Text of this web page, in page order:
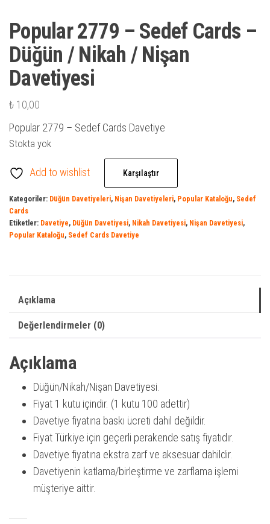
Popular 2779 – Sedef Cards –
Düğün / Nikah / Nişan
Davetiyesi
₺ 10,00
Popular 2779 – Sedef Cards Davetiye
Stokta yok
Add to wishlist Karşılaştır
Kategoriler: Düğün Davetiyeleri, Nişan Davetiyeleri, Popular Kataloğu, Sedef
Cards
Etiketler: Davetiye, Düğün Davetiyesi, Nikah Davetiyesi, Nişan Davetiyesi,
Popular Kataloğu, Sedef Cards Davetiye
Açıklama
Değerlendirmeler (0)
Açıklama
Düğün/Nikah/Nişan Davetiyesi.
Fiyat 1 kutu içindir. (1 kutu 100 adettir)
Davetiye fiyatına baskı ücreti dahil değildir.
Fiyat Türkiye için geçerli perakende satış fiyatıdır.
Davetiye fiyatına ekstra zarf ve aksesuar dahildir.
Davetiyenin katlama/birleştirme ve zarflama işlemi
müşteriye aittir.